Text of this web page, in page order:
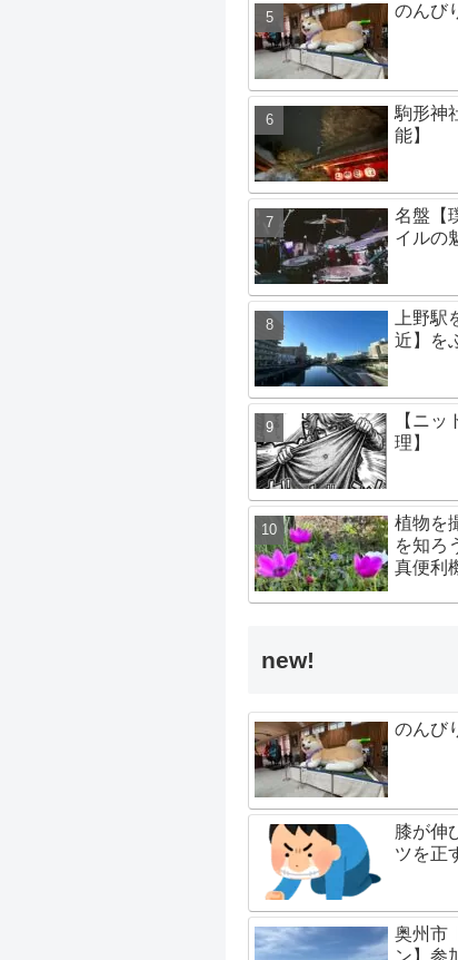
のんび
駒形神
能】
名盤【
イルの
上野
近】を
【ニ
理】
植物を
を知ろ
真便利
new!
のんび
膝が伸
ツを正
奥州市